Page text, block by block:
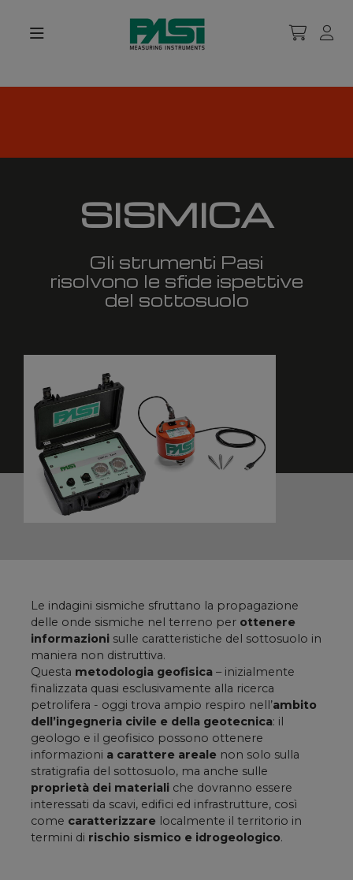
SISMICA
Gli strumenti Pasi
risolvono le sfide ispettive
del sottosuolo
Le indagini sismiche sfruttano la propagazione
delle onde sismiche nel terreno per ottenere
informazioni sulle caratteristiche del sottosuolo in
maniera non distruttiva.
Questa metodologia geofisica – inizialmente
finalizzata quasi esclusivamente alla ricerca
petrolifera - oggi trova ampio respiro nell’ambito
dell’ingegneria civile e della geotecnica: il
geologo e il geofisico possono ottenere
informazioni a carattere areale non solo sulla
stratigrafia del sottosuolo, ma anche sulle
proprietà dei materiali che dovranno essere
interessati da scavi, edifici ed infrastrutture, così
come caratterizzare localmente il territorio in
termini di rischio sismico e idrogeologico.